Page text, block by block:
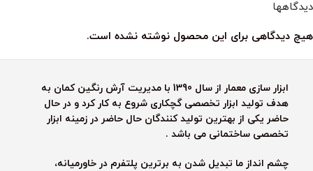
دیدگاهها
هیچ دیدگاهی برای این محصول نوشته نشده است.
ابزار سازی معمار از سال 1390 با مدیریت آرش رنگین کمان به
هدف تولید ابزار تخصصی گچکاری شروع به کار کرد و در حال
حاضر یکی از بهترین تولید کنندگان حال حاضر در زمینه ابزار
تخصصی ساختمانی می باشد .
چشم انداز ما تبدیل شدن به برترین پلتفرم در خاورمیانه،